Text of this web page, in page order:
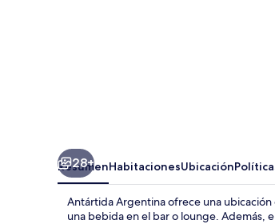
28+
ResumenHabitacionesUbicación
Antártida Argentina ofrece una ubicación
una bebida en el bar o lounge. Además,